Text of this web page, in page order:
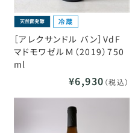
［アレクサンドル バン］VdF
マドモワゼルＭ（2019）750
ml
¥6,930 （税込）